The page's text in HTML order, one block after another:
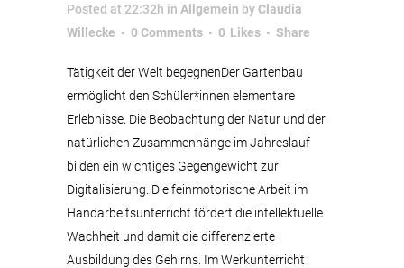
Posted at 22:32h in Allgemein byClaudia
Willecke
0 Comments 0 Likes Share
Tätigkeit der Welt begegnenDer Gartenbau
ermöglicht den Schüler*innen elementare
Erlebnisse. Die Beobachtung der Natur und der
natürlichen Zusammenhänge im Jahreslauf
bilden ein wichtiges Gegengewicht zur
Digitalisierung. Die feinmotorische Arbeit im
Handarbeitsunterricht fördert die intellektuelle
Wachheit und damit die differenzierte
Ausbildung des Gehirns. Im Werkunterricht